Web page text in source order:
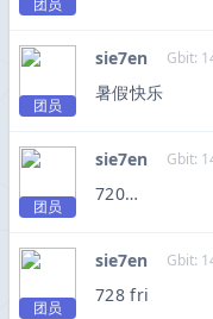
团员
团员
sie7en Gbit:
暑假快乐
团员
sie7en Gbit:
720…
团员
sie7en Gbit:
728 fri